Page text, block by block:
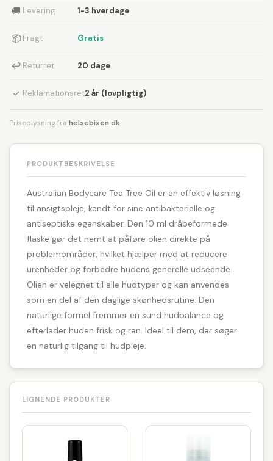
🚚 Levering 1-3 hverdage
📦 Fragt Gratis
↩ Returret 20 dage
✓ Reklamationsret2 år (lovpligtig)
Prisoplysning fra helsebixen.dk
PRODUKTBESKRIVELSE
Australian Bodycare Tea Tree Oil er en effektiv løsning
til ansigtspleje, kendt for sine antibakterielle og
antiseptiske egenskaber. Den 10 ml dråbeformede
flaske gør det nemt at påføre olien direkte på
problemområder, hvilket hjælper med at reducere
urenheder og forbedre hudens generelle udseende.
Olien er velegnet til alle hudtyper og kan anvendes
som en del af den daglige skønhedsrutine. Den
naturlige formel fremmer en sund hudbalance og
efterlader huden frisk og ren. Ideel til dem, der søger
en naturlig tilgang til hudpleje.
LIGNENDE PRODUKTER